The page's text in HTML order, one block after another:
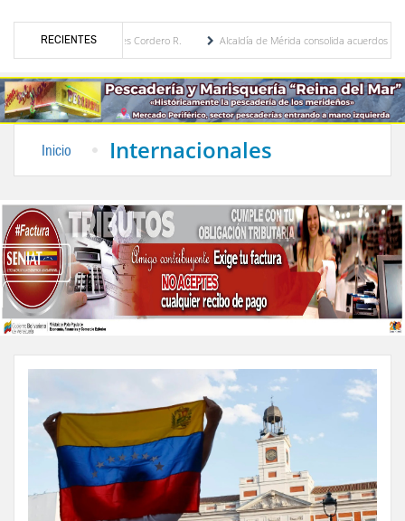
RECIENTES
Eugenia Febres Cordero R.
Alcaldía de Mérida consolida acuerdos con
Inicio Internacionales